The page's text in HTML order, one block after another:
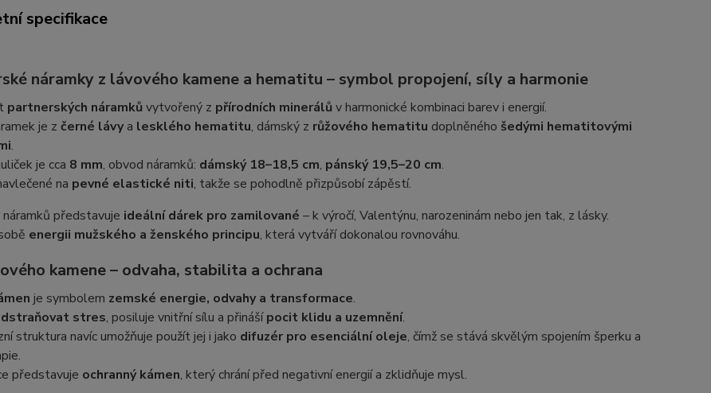
specifikace
náramky z lávového kamene a hematitu – symbol propojení, síly a harmonie
partnerských náramků vytvořený z přírodních minerálů v harmonické kombinaci barev i energií.
je z černé lávya lesklého hematitu, dámský z růžového hematitu doplněného šedými hematitovými
.
je cca 8 mm, obvod náramků: dámský 18–18,5 cm, pánský 19,5–20 cm.
na pevné elastické niti, takže se pohodlně přizpůsobí zápěstí.
představuje ideální dárek pro zamilované – k výročí, Valentýnu, narozeninám nebo jen tak, z lásky.
energii mužského a ženského principu, která vytváří dokonalou rovnováhu.
kamene – odvaha, stabilita a ochrana
je symbolem zemské energie, odvahy a transformace.
stres, posiluje vnitřní sílu a přinášípocit klidu a uzemnění.
struktura navíc umožňuje použít jej i jako difuzér pro esenciální oleje, čímž se stává skvělým spojením šperku a
představuje ochranný kámen, který chrání před negativní energií a zklidňuje mysl.